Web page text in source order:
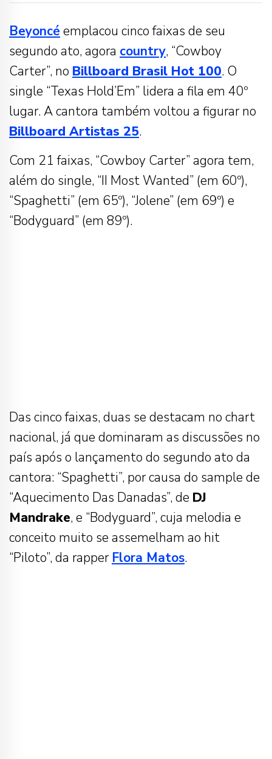
Beyoncé emplacou cinco faixas de seu
segundo ato, agora country, “Cowboy
Carter”, no Billboard Brasil Hot 100. O
single “Texas Hold’Em” lidera a fila em 40º
lugar. A cantora também voltou a figurar no
Billboard Artistas 25.
Com 21 faixas, “Cowboy Carter” agora tem,
além do single, “II Most Wanted” (em 60º),
“Spaghetti” (em 65º), “Jolene” (em 69º) e
“Bodyguard” (em 89º).
Das cinco faixas, duas se destacam no chart
nacional, já que dominaram as discussões no
país após o lançamento do segundo ato da
cantora: “Spaghetti”, por causa do sample de
“Aquecimento Das Danadas”, de DJ
Mandrake, e “Bodyguard”, cuja melodia e
conceito muito se assemelham ao hit
“Piloto”, da rapper Flora Matos.